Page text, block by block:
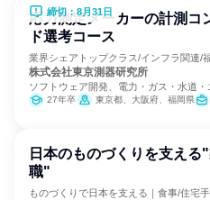
締切：8月31日
応力測定メーカーの計測コ
ド選考コース
業界シェアトップクラス/インフラ関連/
株式会社東京測器研究所
ソフトウェア開発、電力・ガス・水道
27年卒 東京都、大阪府、福岡県
日本のものづくりを支える
職"
ものづくりで日本を支える｜食事/住宅